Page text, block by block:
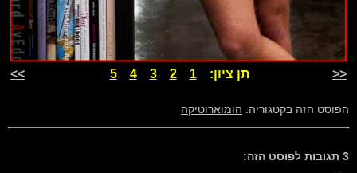
<< תן ציון:1
2
3
4
5
>>
הפוסט הזה בקטגוריה: הומוארוטיקה
3 תגובות לפוסט הזה: